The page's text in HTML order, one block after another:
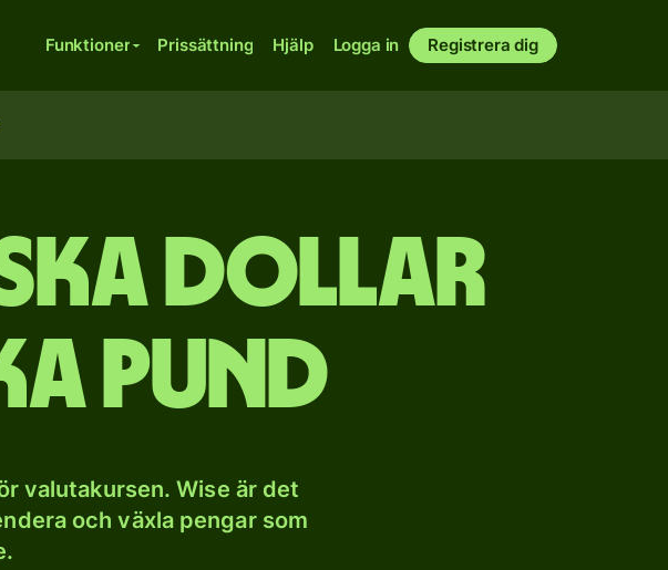
Funktioner Prissättning Hjälp Logga in Registrera dig
dollar
pund
valutakursen. Wise är det
och växla pengar som